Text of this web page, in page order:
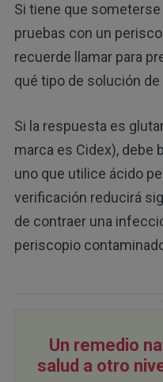
Si tiene que
pruebas con un
recuerde llamar para
qué tipo de solución
Si la respuesta es
marca es Cidex), debe
uno que utilice ácido
verificación reducirá
de contraer una
periscopio
Un remedio
salud a otro